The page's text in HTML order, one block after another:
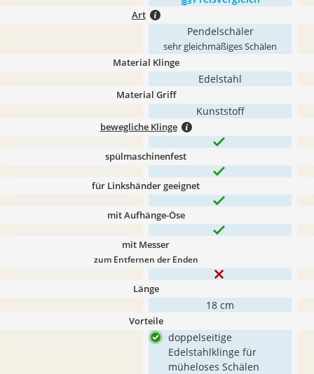
Art
Pendelschäler
sehr gleichmäßiges Schälen
Material Klinge
Edelstahl
Material Griff
Kunststoff
bewegliche Klinge
spülmaschinenfest
für Linkshänder geeignet
mit Aufhänge-Öse
mit Messer
zum Entfernen der Enden
Länge
18 cm
Vorteile
doppelseitige
Edelstahlklinge für
müheloses Schälen